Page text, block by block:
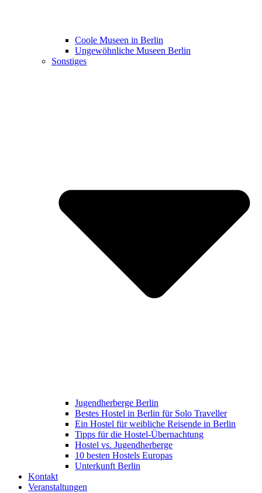
Coole Museen in Berlin
Ungewöhnliche Museen Berlin
Sonstiges
Jugendherberge Berlin
Bestes Hostel in Berlin für Solo Traveller
Ein Hostel für weibliche Reisende in Berlin
Tipps für die Hostel-Übernachtung
Hostel vs. Jugendherberge
10 besten Hostels Europas
Unterkunft Berlin
Kontakt
Veranstaltungen